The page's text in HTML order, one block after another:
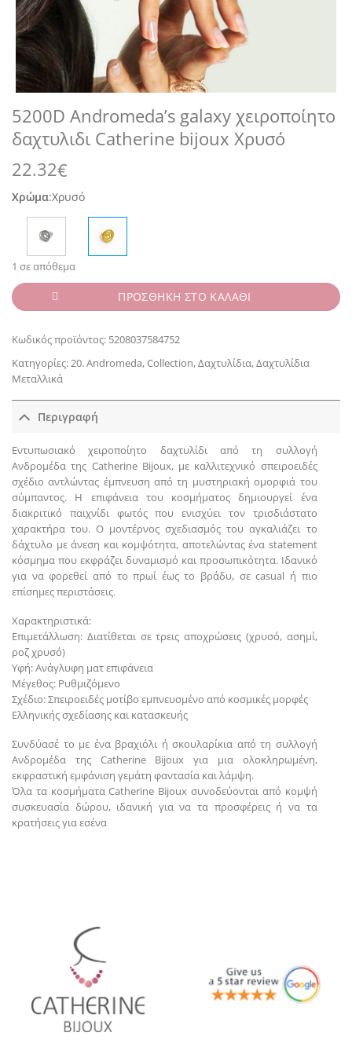
5200D Andromeda’s galaxy χειροποίητο
δαχτυλιδι Catherine bijoux Χρυσό
22.32€
Χρώμα:Χρυσό
1 σε απόθεμα
ΠΡΟΣΘΗΚΗ ΣΤΟ ΚΑΛΑΘΙ
Κωδικός προϊόντος: 5208037584752
Κατηγορίες: 20. Andromeda,Collection,Δαχτυλίδια,Δαχτυλίδια
Μεταλλικά
Περιγραφή
Εντυπωσιακό χειροποίητο δαχτυλίδι από τη συλλογή
Ανδρομέδα της Catherine Bijoux, με καλλιτεχνικό σπειροειδές
σχέδιο αντλώντας έμπνευση από τη μυστηριακή ομορφιά του
σύμπαντος. Η επιφάνεια του κοσμήματος δημιουργεί ένα
διακριτικό παιχνίδι φωτός που ενισχύει τον τρισδιάστατο
χαρακτήρα του. Ο μοντέρνος σχεδιασμός του αγκαλιάζει το
δάχτυλο με άνεση και κομψότητα, αποτελώντας ένα statement
κόσμημα που εκφράζει δυναμισμό και προσωπικότητα. Ιδανικό
για να φορεθεί από το πρωί έως το βράδυ, σε casual ή πιο
επίσημες περιστάσεις.
Χαρακτηριστικά:
Επιμετάλλωση: Διατίθεται σε τρεις αποχρώσεις (χρυσό, ασημί,
ροζ χρυσό)
Υφή: Ανάγλυφη ματ επιφάνεια
Μέγεθος: Ρυθμιζόμενο
Σχέδιο: Σπειροειδές μοτίβο εμπνευσμένο από κοσμικές μορφές
Ελληνικής σχεδίασης και κατασκευής
Συνδύασέ το με ένα βραχιόλι ή σκουλαρίκια από τη συλλογή
Ανδρομέδα της Catherine Bijoux για μια ολοκληρωμένη,
εκφραστική εμφάνιση γεμάτη φαντασία και λάμψη.
Όλα τα κοσμήματα Catherine Bijoux συνοδεύονται από κομψή
συσκευασία δώρου, ιδανική για να τα προσφέρεις ή να τα
κρατήσεις για εσένα